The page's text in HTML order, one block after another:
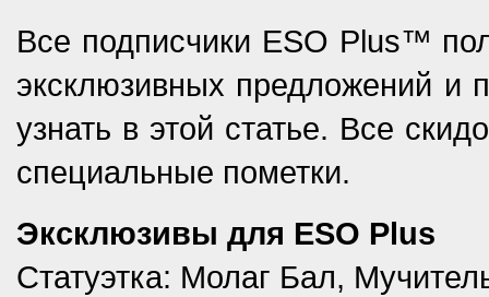
Все подписчики ESO Plus™
эксклюзивных предложений и
узнать в этой статье. Все
специальные пометки.
Эксклюзивы для ESO Plus
Статуэтка: Молаг Бал,